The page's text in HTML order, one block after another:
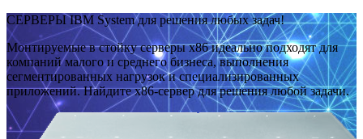
СЕРВЕРЫ IBM System для решения любых задач!
Монтируемые в стойку серверы x86 идеально подходят для
компаний малого и среднего бизнеса, выполнения
сегментированных нагрузок и специализированных
приложений. Найдите x86-сервер для решения любой задачи.